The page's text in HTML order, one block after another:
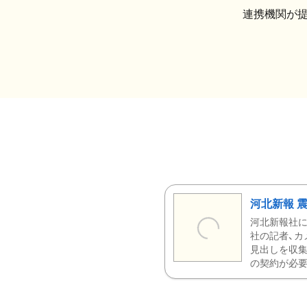
連携機関が
河北新報
河北新報社
社の記者、
見出しを収
の契約が必要